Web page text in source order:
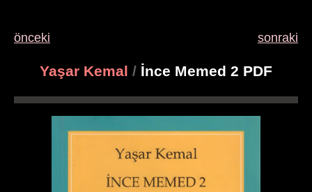
önceki sonraki
Yaşar Kemal / İnce Memed 2 PDF